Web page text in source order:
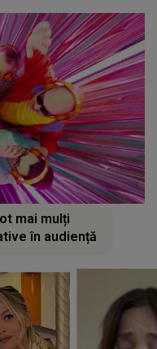
mai mulți
în audiență